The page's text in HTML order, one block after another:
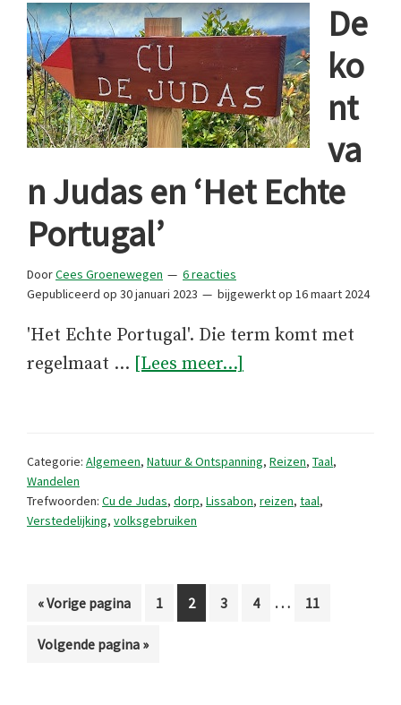
De
ko
nt
va
n Judas en ‘Het Echte
Portugal’
DoorCees Groenewegen
6 reacties
Gepubliceerd op 30 januari 2023 bijgewerkt op 16 maart 2024
'Het Echte Portugal'. Die term komt met
regelmaat … [Lees meer...]
‘Het
Categorie: Algemeen, Natuur & Ontspanning, Reizen, Taal,
Wandelen
Trefwoorden: Cu de Judas, dorp, Lissabon, reizen, taal,
Verstedelijking, volksgebruiken
«Ga
Vorige pagina Pagina
1 Pagina
2 Pagina
3 Pagina
4
Interim
… Pagina
11
Ga
Volgende pagina »